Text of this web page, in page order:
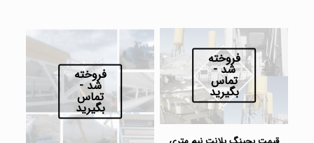
فروخته
شد -
تماس
بگیرید
فروخته
شد -
تماس
بگیرید